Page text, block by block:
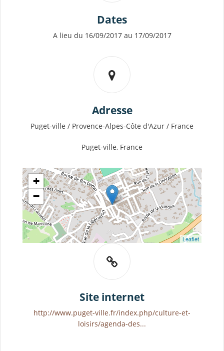
Dates
A lieu du 16/09/2017 au 17/09/2017
Adresse
Puget-ville / Provence-Alpes-Côte d'Azur / France
Puget-ville, France
+
−
Leaflet
Site internet
http://www.puget-ville.fr/index.php/culture-et-
loisirs/agenda-des...